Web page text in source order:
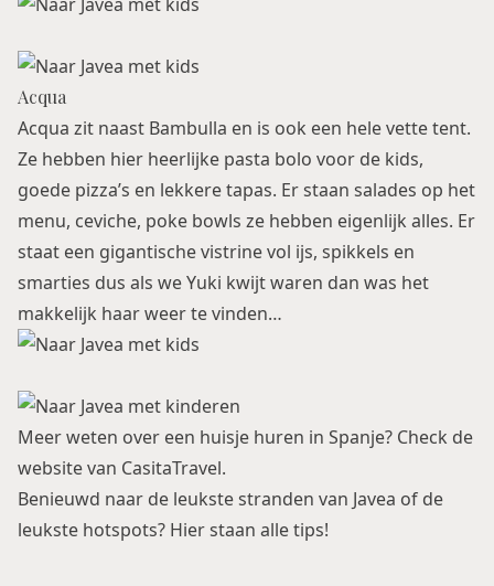
Acqua
Acqua zit naast Bambulla en is ook een hele vette tent.
Ze hebben hier heerlijke pasta bolo voor de kids,
goede pizza’s en lekkere tapas. Er staan salades op het
menu, ceviche, poke bowls ze hebben eigenlijk alles. Er
staat een gigantische vistrine vol ijs, spikkels en
smarties dus als we Yuki kwijt waren dan was het
makkelijk haar weer te vinden…
Meer weten over een huisje huren in Spanje? Check de
website van CasitaTravel.
Benieuwd naar de leukste stranden van Javea of de
leukste hotspots? Hierstaan alle tips!